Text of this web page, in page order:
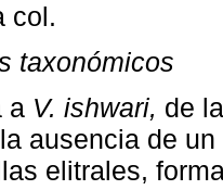
col.
taxonómicos
a V. ishwari, de
ausencia de
elitrales,